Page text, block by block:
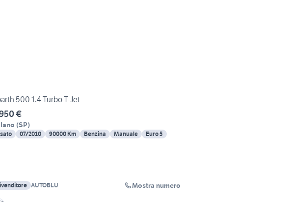
500 1.4 Turbo T-Jet
€
(SP)
07/2010 90000 Km Benzina Manuale Euro 5
AUTOBLU Mostra numero